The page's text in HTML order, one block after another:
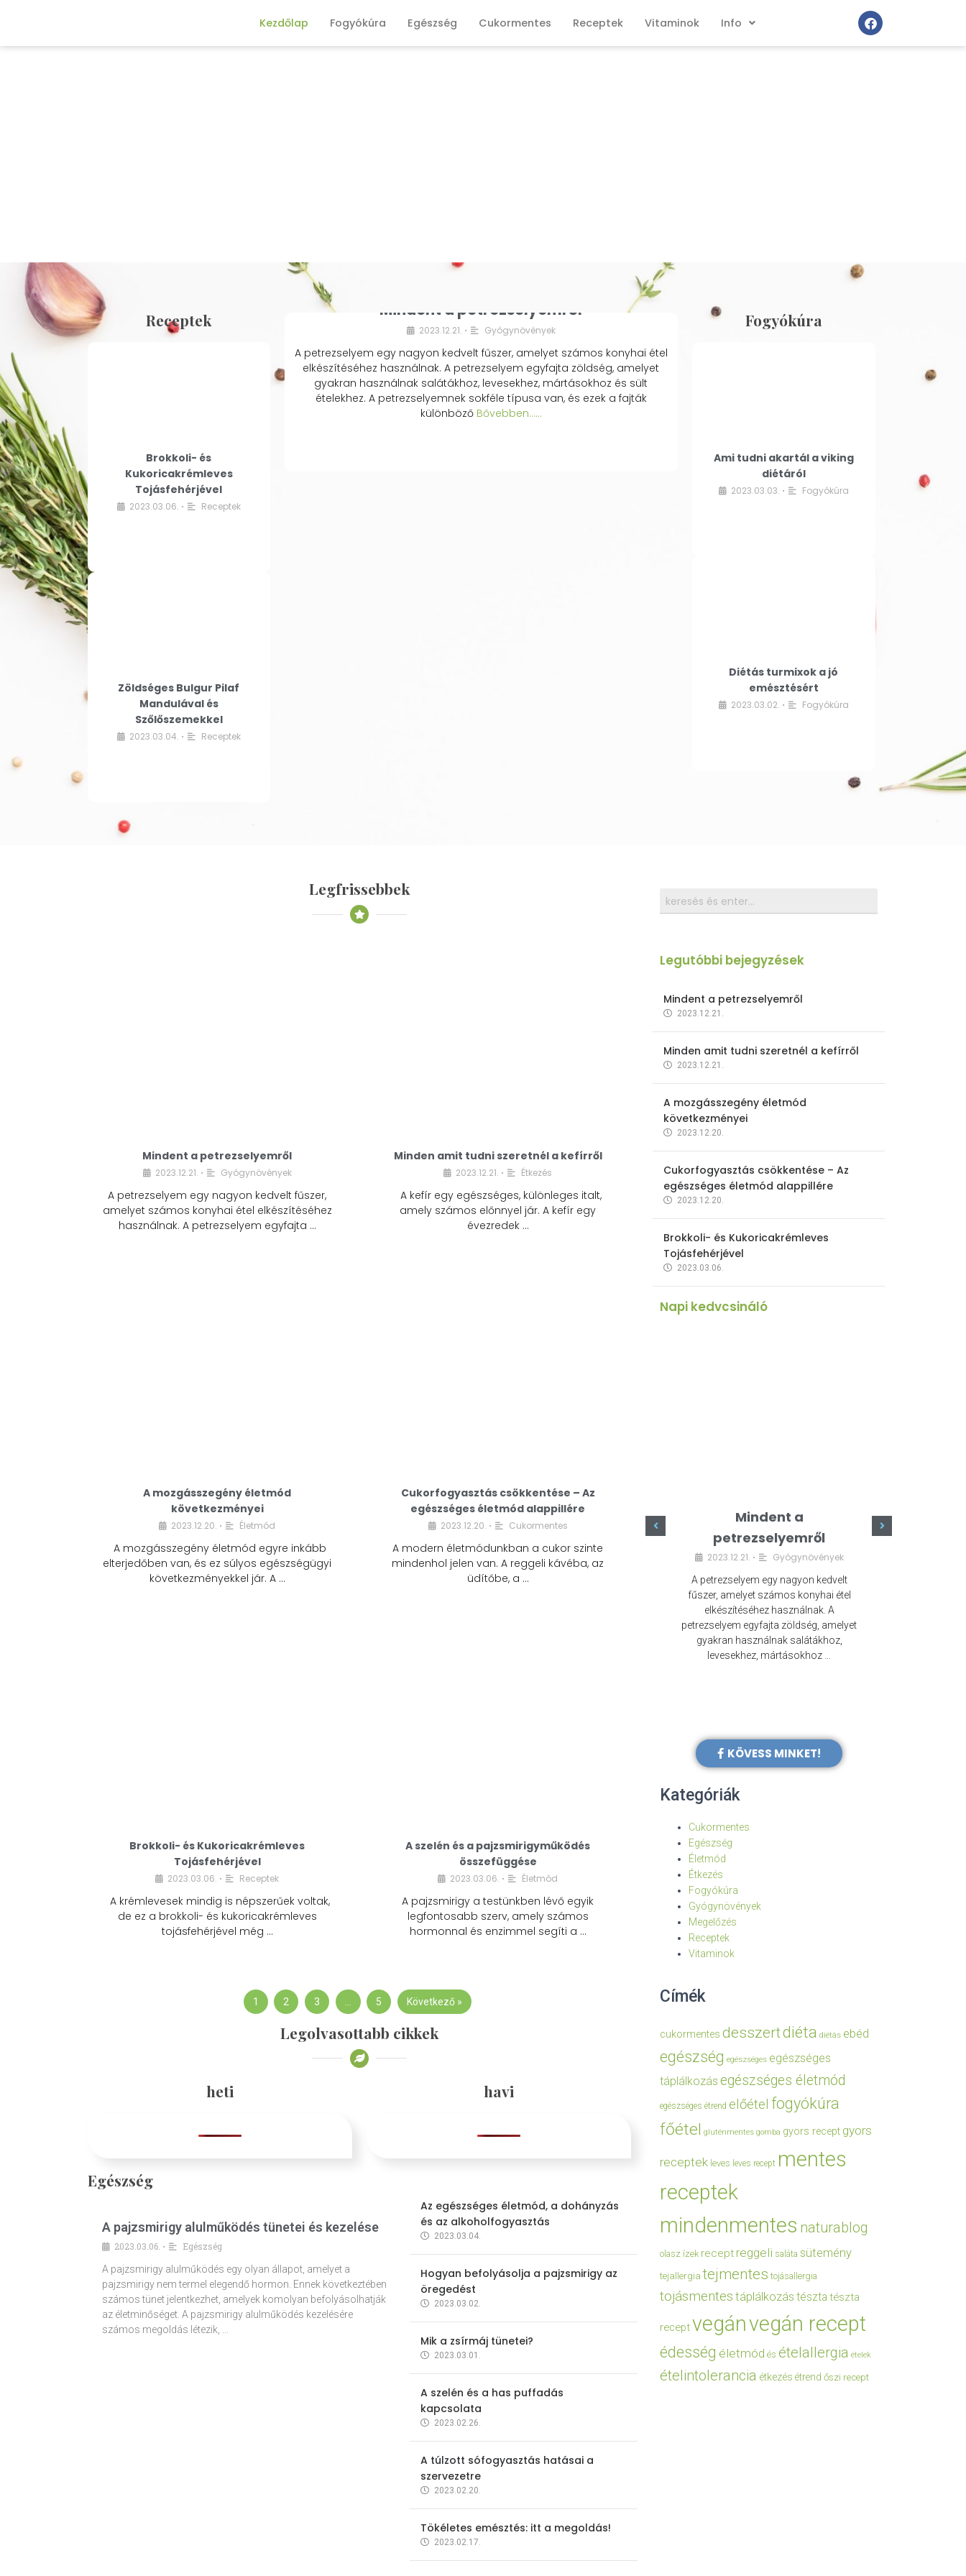
Kezdőlap Fogyókúra Egészség Cukormentes Receptek Vitaminok Info
Receptek
Brokkoli- és
Kukoricakrémleves
Tojásfehérjével
2023.03.06. • Receptek
Zöldséges Bulgur Pilaf
Mandulával és
Szőlőszemekkel
2023.03.04. • Receptek
Mindent a petrezselyemről
2023.12.21. • Gyógynövények
A petrezselyem egy nagyon kedvelt fűszer, amelyet számos konyhai étel
elkészítéséhez használnak. A petrezselyem egyfajta zöldség, amelyet
gyakran használnak salátákhoz, levesekhez, mártásokhoz és sült
ételekhez. A petrezselyemnek sokféle típusa van, és ezek a fajták
különbözőBővebben...…
Fogyókúra
Ami tudni akartál a viking
diétáról
2023.03.03. • Fogyókúra
Diétás turmixok a jó
emésztésért
2023.03.02. • Fogyókúra
Legfrissebbek
Mindent a petrezselyemről
2023.12.21. • Gyógynövények
A petrezselyem egy nagyon kedvelt fűszer,
amelyet számos konyhai étel elkészítéséhez
használnak. A petrezselyem egyfajta …
Minden amit tudni szeretnél a kefírről
2023.12.21. • Étkezés
A kefír egy egészséges, különleges italt,
amely számos előnnyel jár. A kefír egy
évezredek …
A mozgásszegény életmód
következményei
2023.12.20. • Életmód
A mozgásszegény életmód egyre inkább
elterjedőben van, és ez súlyos egészségügyi
következményekkel jár. A …
Cukorfogyasztás csökkentése – Az
egészséges életmód alappillére
2023.12.20. • Cukormentes
A modern életmódunkban a cukor szinte
mindenhol jelen van. A reggeli kávéba, az
üdítőbe, a …
Brokkoli- és Kukoricakrémleves
Tojásfehérjével
2023.03.06. • Receptek
A krémlevesek mindig is népszerűek voltak,
de ez a brokkoli- és kukoricakrémleves
tojásfehérjével még …
A szelén és a pajzsmirigyműködés
összefüggése
2023.03.06. • Életmód
A pajzsmirigy a testünkben lévő egyik
legfontosabb szerv, amely számos
hormonnal és enzimmel segíti a …
1 2 3 5 Következő »
Legolvasottabb cikkek
heti havi
Egészség
A pajzsmirigy alulműködés tünetei és kezelése
2023.03.06. •
Egészség
A pajzsmirigy alulműködés egy olyan állapot, amelyet a
pajzsmirigy nem termel elegendő hormon. Ennek következtében
számos tünet jelentkezhet, amelyek komolyan befolyásolhatják
az életminőséget. A pajzsmirigy alulműködés kezelésére
számos megoldás létezik, …
Az egészséges életmód, a dohányzás
és az alkoholfogyasztás
2023.03.04.
Hogyan befolyásolja a pajzsmirigy az
öregedést
2023.03.02.
Mik a zsírmáj tünetei?
2023.03.01.
A szelén és a has puffadás
kapcsolata
2023.02.26.
A túlzott sófogyasztás hatásai a
szervezetre
2023.02.20.
Tökéletes emésztés: itt a megoldás!
2023.02.17.
Legutóbbi bejegyzések
Mindent a petrezselyemről
2023.12.21.
Minden amit tudni szeretnél a kefírről
2023.12.21.
A mozgásszegény életmód
következményei
2023.12.20.
Cukorfogyasztás csökkentése – Az
egészséges életmód alappillére
2023.12.20.
Brokkoli- és Kukoricakrémleves
Tojásfehérjével
2023.03.06.
Napi kedvcsináló
Cukorfogyasztás
egészséges életmód
alappillére
Mindent a
petrezselyemről
2023.12.21. • Gyógynövények
A petrezselyem egy nagyon kedvelt
fűszer, amelyet számos konyhai étel
elkészítéséhez használnak. A
petrezselyem egyfajta zöldség, amelyet
gyakran használnak salátákhoz,
levesekhez, mártásokhoz …
KÖVESS MINKET!
Kategóriák
Cukormentes
Egészség
Életmód
Étkezés
Fogyókúra
Gyógynövények
Megelőzés
Receptek
Vitaminok
Címék
cukormentes desszertdiéta diétás ebéd
egészség egészséges egészséges
táplálkozás egészséges életmód
egészséges étrend előétel fogyókúra
főétel gluténmentes gomba gyors recept gyors
receptek leves leves recept mentes
receptek
mindenmentes naturablog
olasz ízek recept reggeli saláta sütemény
tejallergia tejmentes tojásallergia
tojásmentes táplálkozás tészta tészta
receptvegánvegán recept
édesség életmód és ételallergia ételek
ételintolerancia étkezés étrend őszi recept